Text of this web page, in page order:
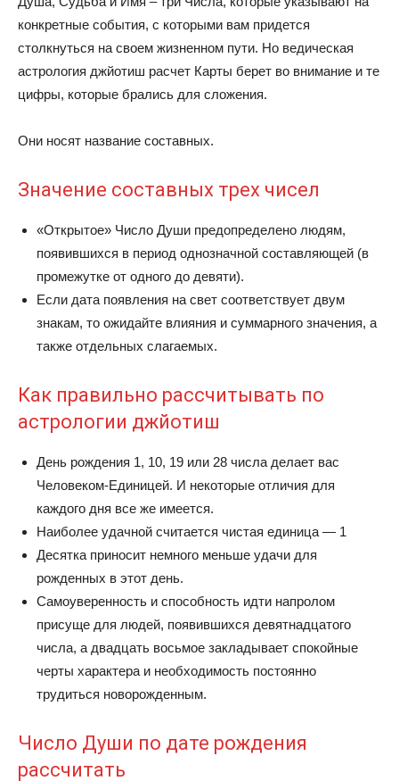
конкретные события, с которыми вам придется
столкнуться на своем жизненном пути. Но ведическая
астрология джйотиш расчет Карты берет во внимание и те
цифры, которые брались для сложения.
Они носят название составных.
Значение составных трех чисел
«Открытое» Число Души предопределено людям,
появившихся в период однозначной составляющей (в
промежутке от одного до девяти).
Если дата появления на свет соответствует двум
знакам, то ожидайте влияния и суммарного значения, а
также отдельных слагаемых.
Как правильно рассчитывать по
астрологии джйотиш
День рождения 1, 10, 19 или 28 числа делает вас
Человеком-Единицей. И некоторые отличия для
каждого дня все же имеется.
Наиболее удачной считается чистая единица — 1
Десятка приносит немного меньше удачи для
рожденных в этот день.
Самоуверенность и способность идти напролом
присуще для людей, появившихся девятнадцатого
числа, а двадцать восьмое закладывает спокойные
черты характера и необходимость постоянно
трудиться новорожденным.
Число Души по дате рождения
рассчитать